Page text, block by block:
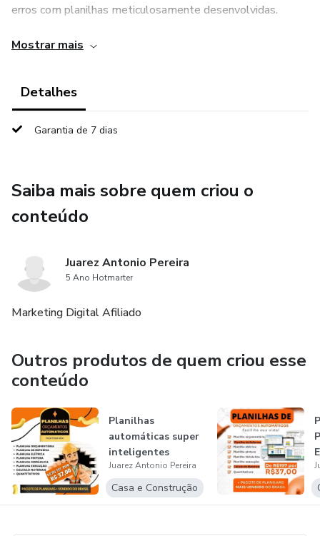
erros com planilhas meticulosamente desenvolvidas.
Economia de Tempo: Acelere seus projetos com
tanto para iniciantes quanto para profissionais experientes.
necessidades específicas do seu projeto, garantindo
flexibilidade e adaptabilidade.
Mostrar mais
Detalhes
Garantia de 7 dias
Saiba mais sobre quem criou o
conteúdo
Juarez Antonio Pereira
5 Ano Hotmarter
Marketing Digital Afiliado
Outros produtos de quem criou esse
conteúdo
Planilhas
automáticas super
inteligentes
Juarez Antonio Pereira
Casa e Construção